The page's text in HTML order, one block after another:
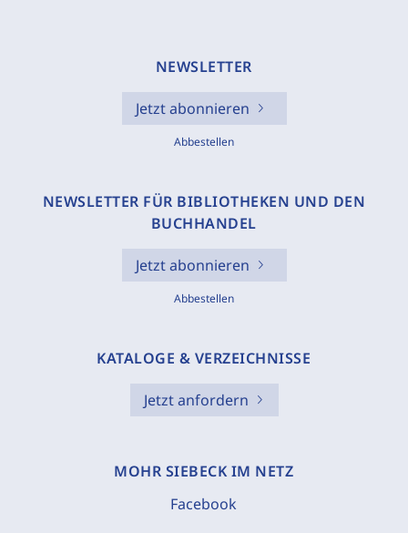
NEWSLETTER
Jetzt abonnieren
Abbestellen
NEWSLETTER FÜR BIBLIOTHEKEN UND DEN
BUCHHANDEL
Jetzt abonnieren
Abbestellen
KATALOGE & VERZEICHNISSE
Jetzt anfordern
MOHR SIEBECK IM NETZ
Facebook